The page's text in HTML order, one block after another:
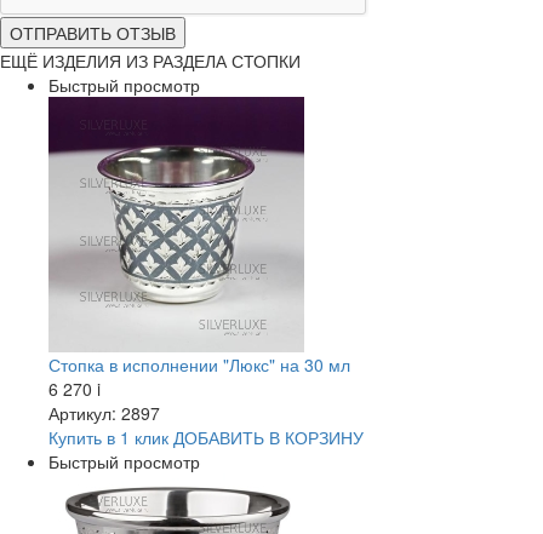
ОТПРАВИТЬ ОТЗЫВ
ЕЩЁ ИЗДЕЛИЯ ИЗ РАЗДЕЛА СТОПКИ
Быстрый просмотр
Стопка в исполнении "Люкс" на 30 мл
6 270 i
Артикул: 2897
Купить в 1 клик ДОБАВИТЬ В КОРЗИНУ
Быстрый просмотр